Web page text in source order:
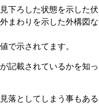
下ろした状態を示した伏
まわりを示した外構図な
で示されてます。
記載されているかを知っ
落としてしまう事もある